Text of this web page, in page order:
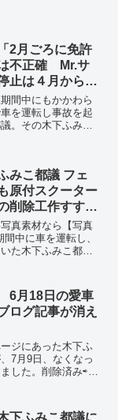
2月ごろに免許
不正確 Mr.サ
止は４月から」
間中にもかかわら
を運転し事故を起
。その木下ふみこ
た次の...
みこ都議 フェ
原付スクーター
削除工作すす
真素材なら【写真
中に車を運転し、
た木下ふみこ都議
る姿の写真が
6月18日の愛車
ログ記事が消え
ジにあった木下ふ
7月9日、なくなっ
した。削除済み⇨本
今朝は8時〜成増駅
下ふみこ都議に